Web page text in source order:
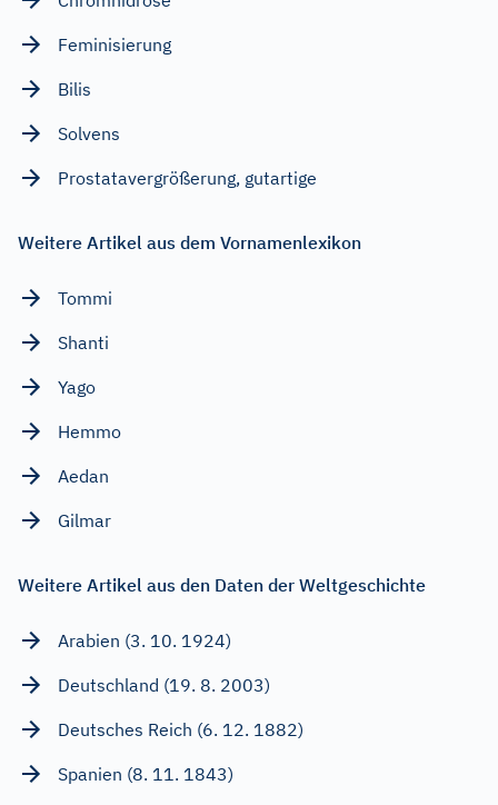
Feminisierung
Bilis
Solvens
Prostatavergrößerung, gutartige
Weitere Artikel aus dem Vornamenlexikon
Tommi
Shanti
Yago
Hemmo
Aedan
Gilmar
Weitere Artikel aus den Daten der Weltgeschichte
Arabien (3. 10. 1924)
Deutschland (19. 8. 2003)
Deutsches Reich (6. 12. 1882)
Spanien (8. 11. 1843)